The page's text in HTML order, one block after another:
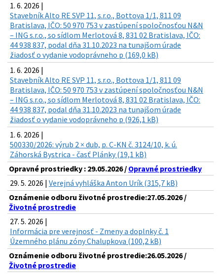
1. 6. 2026 |
Stavebník Alto RE SVP 11, s.r.o., Bottova 1/1, 811 09
Bratislava, IČO: 50 970 753 v zastúpení spoločnosťou N&N
– ING s.r.o., so sídlom Merlotová 8, 831 02 Bratislava, IČO:
44 938 837, podal dňa 31.10.2023 na tunajšom úrade
žiadosť o vydanie vodoprávneho p (169,0 kB)
1. 6. 2026 |
Stavebník Alto RE SVP 11, s.r.o., Bottova 1/1, 811 09
Bratislava, IČO: 50 970 753 v zastúpení spoločnosťou N&N
– ING s.r.o., so sídlom Merlotová 8, 831 02 Bratislava, IČO:
44 938 837, podal dňa 31.10.2023 na tunajšom úrade
žiadosť o vydanie vodoprávneho p (926,1 kB)
1. 6. 2026 |
500330/2026: výrub 2 × dub, p. C-KN č. 3124/10, k. ú.
Záhorská Bystrica - časť Plánky (19,1 kB)
Opravné prostriedky : 29.05.2026 / Opravné prostriedky
29. 5. 2026 | Verejná vyhláška Anton Urík (315,7 kB)
Oznámenie odboru životné prostredie:27.05.2026 /
Životné prostredie
27. 5. 2026 |
Informácia pre verejnosť - Zmeny a doplnky č. 1
Územného plánu zóny Chalupkova (100,2 kB)
Oznámenie odboru životné prostredie:26.05.2026 /
Životné prostredie